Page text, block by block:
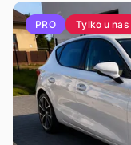
PRO Tylko u nas